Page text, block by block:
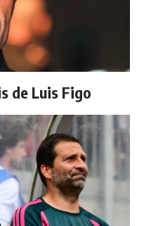
de Luis Figo